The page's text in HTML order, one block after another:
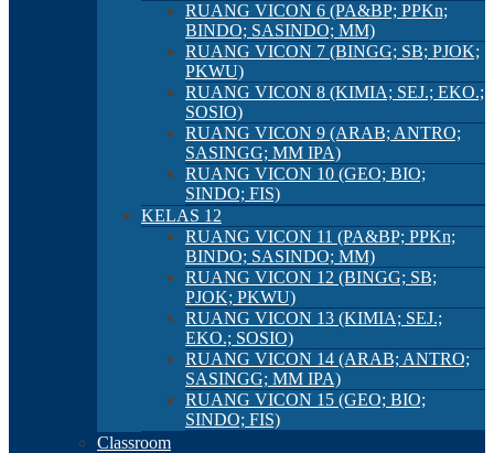
RUANG VICON 6 (PA&BP; PPKn;
BINDO; SASINDO; MM)
RUANG VICON 7 (BINGG; SB; PJOK;
PKWU)
RUANG VICON 8 (KIMIA; SEJ.; EKO.;
SOSIO)
RUANG VICON 9 (ARAB; ANTRO;
SASINGG; MM IPA)
RUANG VICON 10 (GEO; BIO;
SINDO; FIS)
KELAS 12
RUANG VICON 11 (PA&BP; PPKn;
BINDO; SASINDO; MM)
RUANG VICON 12 (BINGG; SB;
PJOK; PKWU)
RUANG VICON 13 (KIMIA; SEJ.;
EKO.; SOSIO)
RUANG VICON 14 (ARAB; ANTRO;
SASINGG; MM IPA)
RUANG VICON 15 (GEO; BIO;
SINDO; FIS)
Classroom